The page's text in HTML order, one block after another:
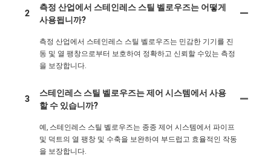
2
측정 산업에서 스테인레스 스틸 벨로우즈는 어떻게
사용됩니까?
측정 산업에서 스테인레스 스틸 벨로우즈는 민감한 기기를 진
동 및 열 팽창으로부터 보호하여 정확하고 신뢰할 수있는 측정
을 보장합니다.
3
스테인레스 스틸 벨로우즈는 제어 시스템에서 사용
할 수 있습니까?
예, 스테인레스 스틸 벨로우즈는 종종 제어 시스템에서 파이프
및 덕트의 열 팽창 및 수축을 보완하여 부드럽고 효율적인 작동
을 보장합니다.